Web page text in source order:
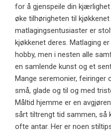
for å gjenspeile din
øke tilhørigheten til kjøkkenet
matlagingsentusiaster er
kjøkkenet deres. Matlaging
hobby, men i nesten alle
en samlende kunst og et
Mange seremonier, feiringer
små, glade og til og med
Måltid hjemme er en
sårt tiltrengt tid sammen, så
ofte antar. Her er noen